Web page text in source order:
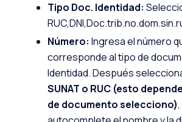
Tipo Doc. Identidad:
Número: Ingresa el número
corresponde al tipo de
Identidad. Después
SUNAT o RUC (esto
de documento selecciono)